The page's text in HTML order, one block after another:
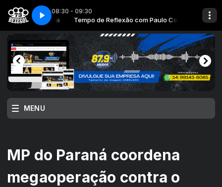
08:30 - 09:30
Paulo Corrêa Tempo de Reflexão com Paulo Corrêa
1 SEM DATA PERDÏ 1 TEMPO DE REFLEXÏ TERǁ PARTE 1 SEM DATA PERDÏ
Silva Sintonia Total com Alex Silva
MENU
MP do Paraná coordena
megaoperação contra o